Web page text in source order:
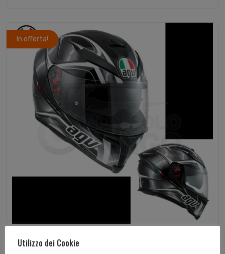
In offerta!
Casco moto Integrale K-5 S E2205 MULT...
Utilizzo dei Cookie